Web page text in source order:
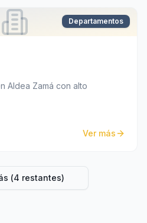
Departamentos
Aldea Zamá con alto
Ver más
(4 restantes)